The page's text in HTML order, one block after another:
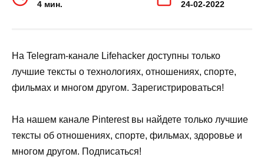
4 мин. 24-02-2022
На Telegram-канале Lifehacker доступны только
лучшие тексты о технологиях, отношениях, спорте,
фильмах и многом другом. Зарегистрироваться!
На нашем канале Pinterest вы найдете только лучшие
тексты об отношениях, спорте, фильмах, здоровье и
многом другом. Подписаться!